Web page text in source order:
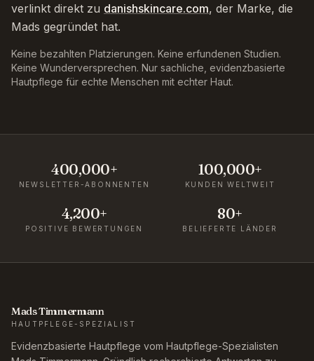
verlinkt direkt zu danishskincare.com, der Marke, die
Mads gegründet hat.
Keine bezahlten Platzierungen. Keine erfundenen Studien.
Keine Wunderversprechen. Nur sachliche, evidenzbasierte
Hautpflege für echte Menschen mit echter Haut.
400,000+
NEWSLETTER-ABONNENTEN
100,000+
KUNDEN WELTWEIT
4,200+
POSITIVE BEWERTUNGEN
80+
BELIEFERTE LÄNDER
Mads Timmermann
HAUTPFLEGE-SPEZIALIST
Evidenzbasierte Hautpflege vom Hautpflege-Spezialisten